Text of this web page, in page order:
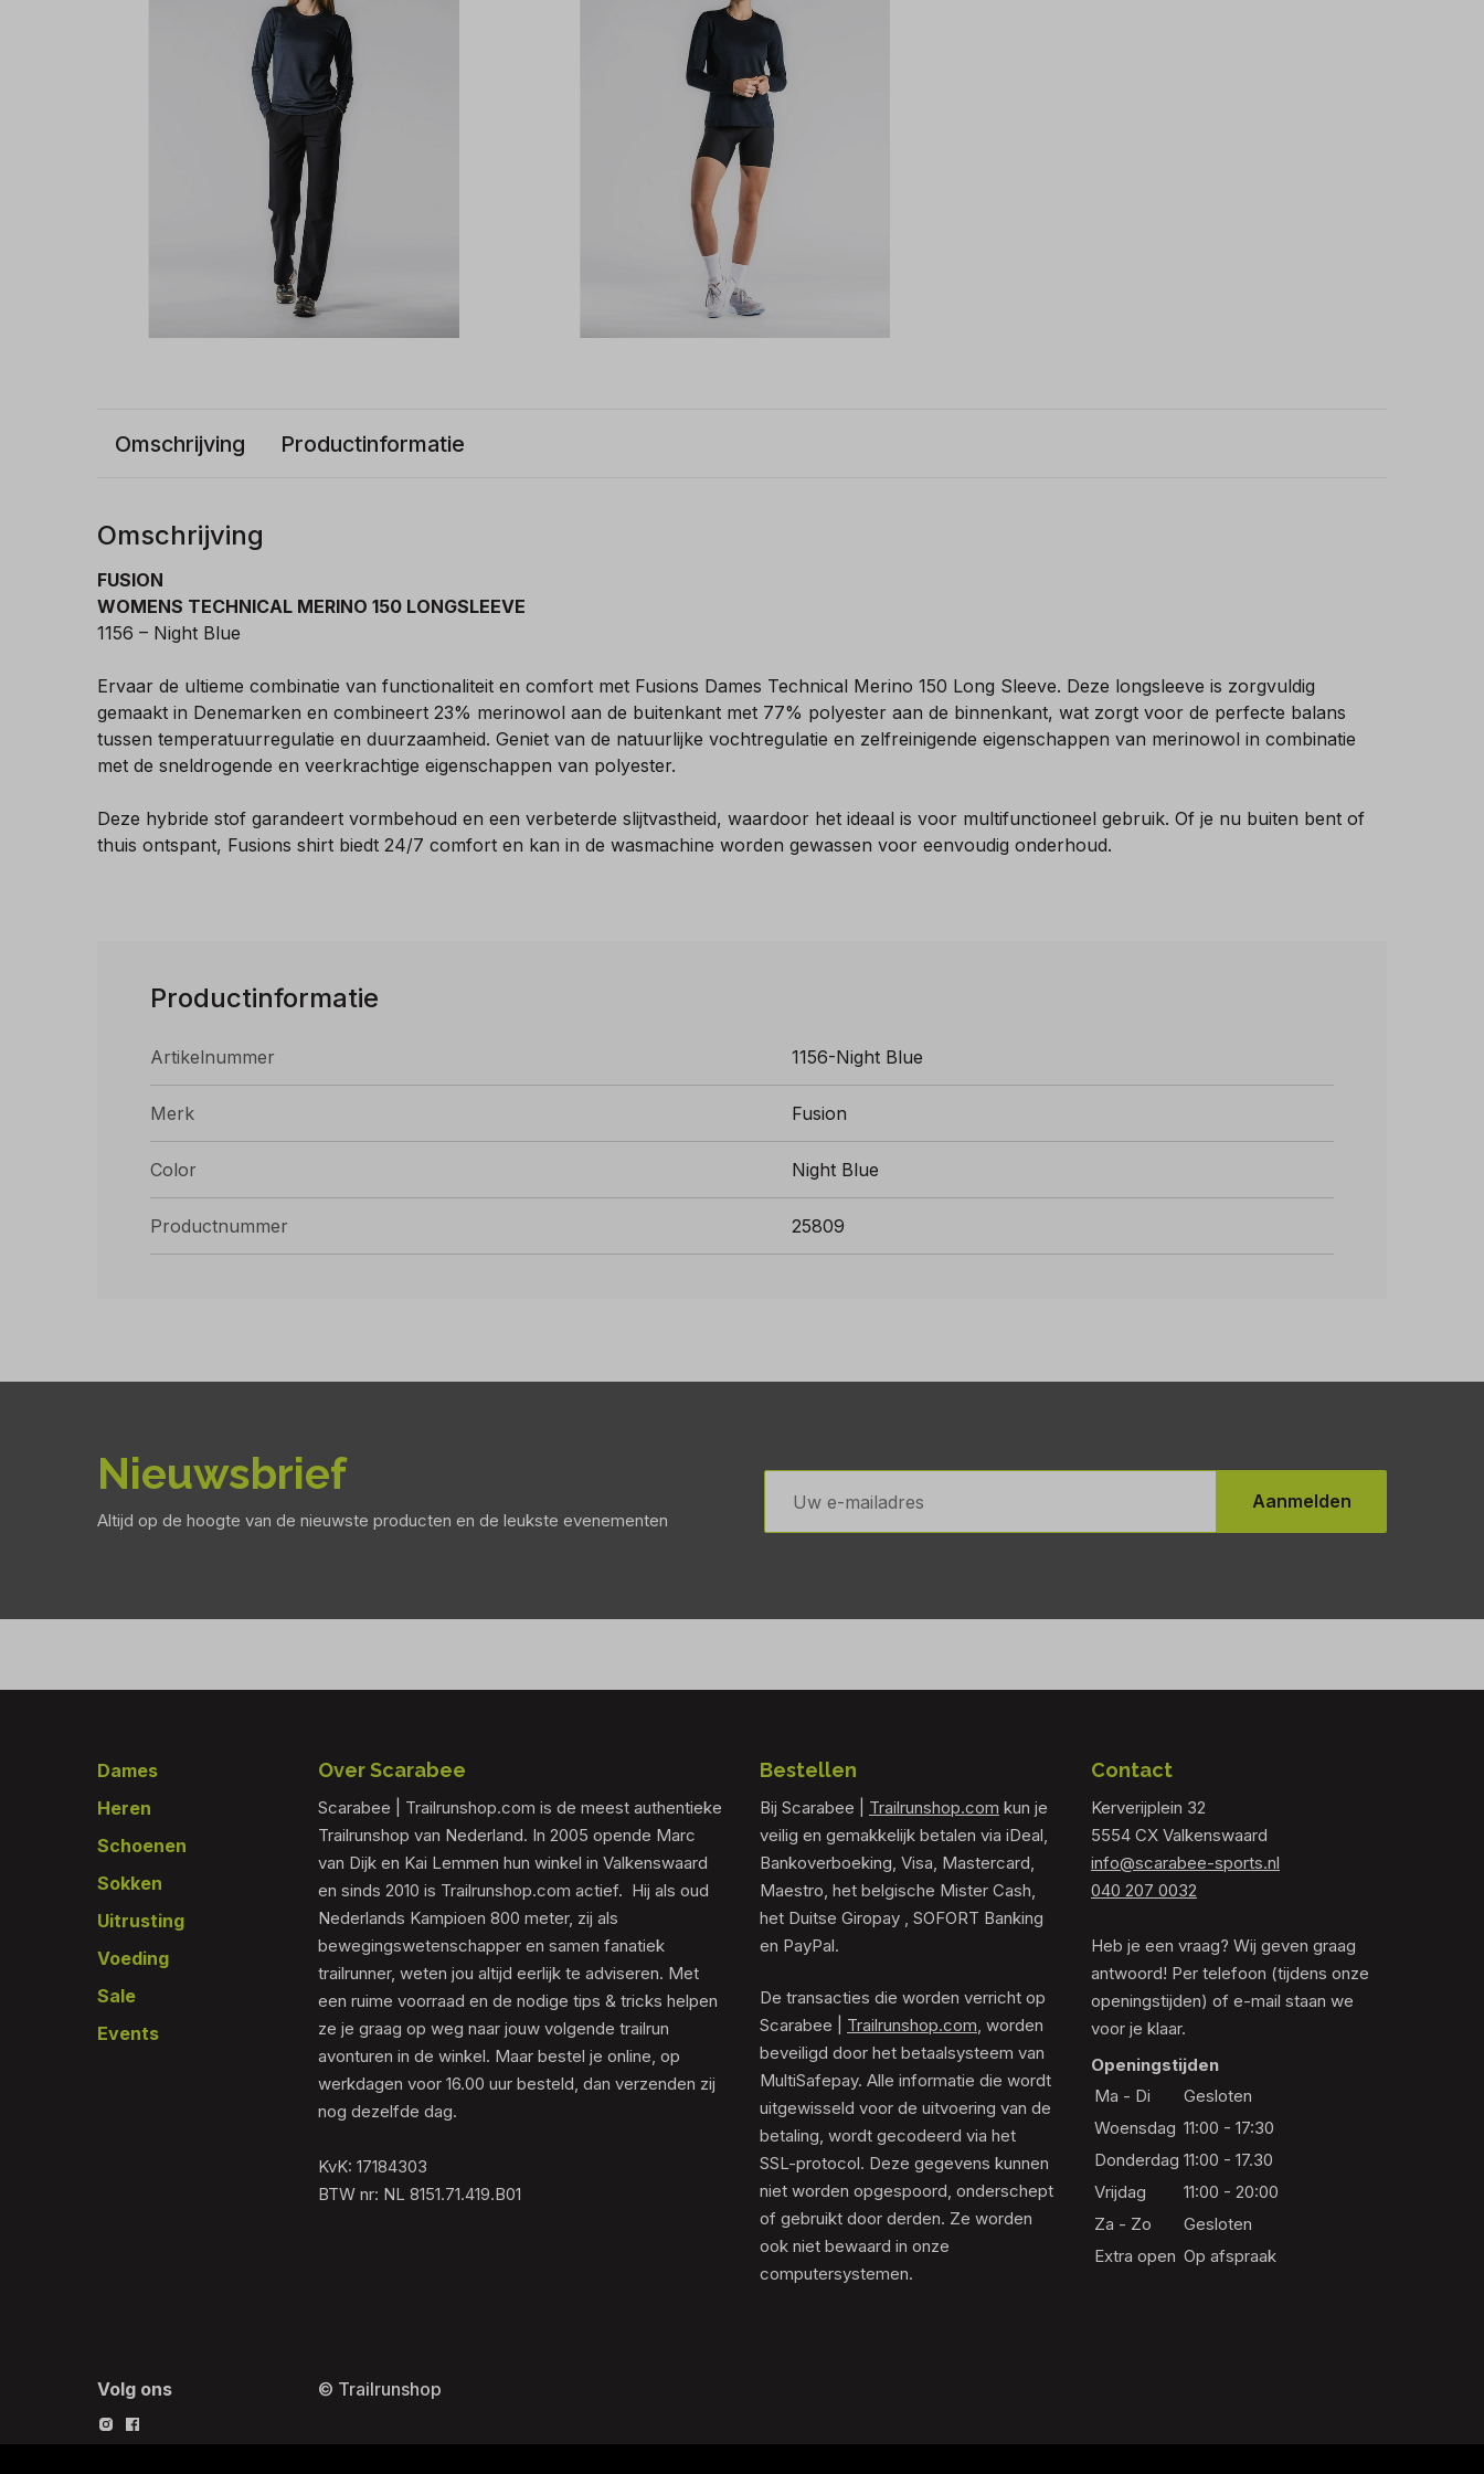
Omschrijving Productinformatie
Omschrijving
FUSION
WOMENS TECHNICAL MERINO 150 LONGSLEEVE
1156 – Night Blue
Ervaar de ultieme combinatie van functionaliteit en comfort met Fusions Dames Technical Merino 150 Long Sleeve. Deze longsleeve is zorgvuldig
gemaakt in Denemarken en combineert 23% merinowol aan de buitenkant met 77% polyester aan de binnenkant, wat zorgt voor de perfecte balans
tussen temperatuurregulatie en duurzaamheid. Geniet van de natuurlijke vochtregulatie en zelfreinigende eigenschappen van merinowol in combinatie
met de sneldrogende en veerkrachtige eigenschappen van polyester.
Deze hybride stof garandeert vormbehoud en een verbeterde slijtvastheid, waardoor het ideaal is voor multifunctioneel gebruik. Of je nu buiten bent of
thuis ontspant, Fusions shirt biedt 24/7 comfort en kan in de wasmachine worden gewassen voor eenvoudig onderhoud.
Productinformatie
Artikelnummer 1156-Night Blue
Merk Fusion
Color Night Blue
Productnummer 25809
Nieuwsbrief
Altijd op de hoogte van de nieuwste producten en de leukste evenementen
E-
mailadres
Aanmelden
Footer
Dames
Heren
Schoenen
Sokken
Uitrusting
Voeding
Sale
Events
Over Scarabee
Scarabee | Trailrunshop.com is de meest authentieke
Trailrunshop van Nederland. In 2005 opende Marc
van Dijk en Kai Lemmen hun winkel in Valkenswaard
en sinds 2010 is Trailrunshop.com actief. Hij als oud
Nederlands Kampioen 800 meter, zij als
bewegingswetenschapper en samen fanatiek
trailrunner, weten jou altijd eerlijk te adviseren. Met
een ruime voorraad en de nodige tips & tricks helpen
ze je graag op weg naar jouw volgende trailrun
avonturen in de winkel. Maar bestel je online, op
werkdagen voor 16.00 uur besteld, dan verzenden zij
nog dezelfde dag.
KvK: 17184303
BTW nr: NL 8151.71.419.B01
Bestellen
Bij Scarabee | Trailrunshop.com kun je
veilig en gemakkelijk betalen via iDeal,
Bankoverboeking, Visa, Mastercard,
Maestro, het belgische Mister Cash,
het Duitse Giropay , SOFORT Banking
en PayPal.
De transacties die worden verricht op
Scarabee | Trailrunshop.com, worden
beveiligd door het betaalsysteem van
MultiSafepay. Alle informatie die wordt
uitgewisseld voor de uitvoering van de
betaling, wordt gecodeerd via het
SSL-protocol. Deze gegevens kunnen
niet worden opgespoord, onderschept
of gebruikt door derden. Ze worden
ook niet bewaard in onze
computersystemen.
Contact
Kerverijplein 32
5554 CX Valkenswaard
info@scarabee-sports.nl
040 207 0032
Heb je een vraag? Wij geven graag
antwoord! Per telefoon (tijdens onze
openingstijden) of e-mail staan we
voor je klaar.
Openingstijden
Ma - Di
Gesloten
Woensdag 11:00 - 17:30
Donderdag 11:00 - 17.30
Vrijdag
11:00 - 20:00
Za - Zo
Gesloten
Extra open Op afspraak
Volg ons © Trailrunshop